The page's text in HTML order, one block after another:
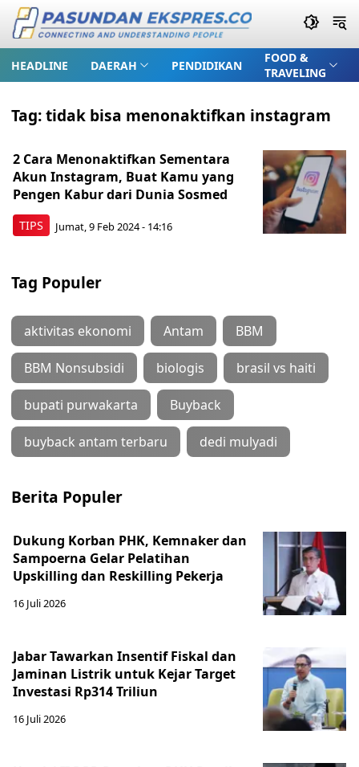
HEADLINE DAERAH PENDIDIKAN
FOOD &
TRAVELING
Tag:tidak bisa menonaktifkan instagram
TIPS
2 Cara Menonaktifkan Sementara
Akun Instagram, Buat Kamu yang
Pengen Kabur dari Dunia Sosmed
Jumat, 9 Feb 2024 - 14:16
Tag Populer
aktivitas ekonomi Antam BBM
BBM Nonsubsidi biologis brasil vs haiti
bupati purwakarta Buyback
buyback antam terbaru dedi mulyadi
Berita Populer
Dukung Korban PHK, Kemnaker dan
Sampoerna Gelar Pelatihan
Upskilling dan Reskilling Pekerja
16 Juli 2026
Jabar Tawarkan Insentif Fiskal dan
Jaminan Listrik untuk Kejar Target
Investasi Rp314 Triliun
16 Juli 2026